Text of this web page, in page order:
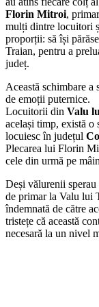
Florin Mitroi,
mulți dintre locuitori
proporții: să își
Traian, pentru a
județ.
Această schimbare
de emoții puternice.
Locuitorii din Valu
același timp, există o
locuiesc în județul
Plecarea lui Florin
cele din urmă pe
Deși vălurenii sperau
de primar la Valu lui
îndemnată de către
tristețe că această
necesară la un nivel